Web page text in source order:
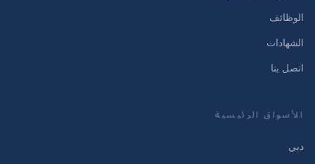
الوظائف
الشهادات
اتصل بنا
الأسواق الرئيسية
دبي